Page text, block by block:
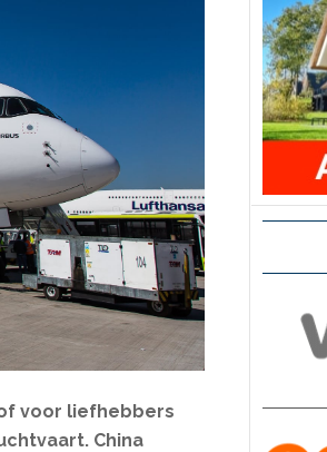
voor liefhebbers
China